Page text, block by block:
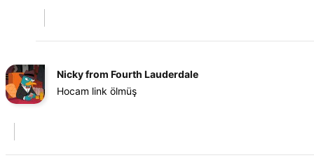
Nicky from Fourth Lauderdale
Hocam link ölmüş